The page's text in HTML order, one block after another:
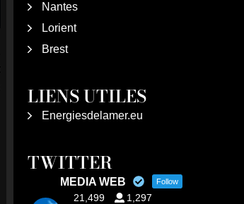
Nantes
Lorient
Brest
LIENS UTILES
Energiesdelamer.eu
TWITTER
MEDIA WEB Follow
21,499 1,297